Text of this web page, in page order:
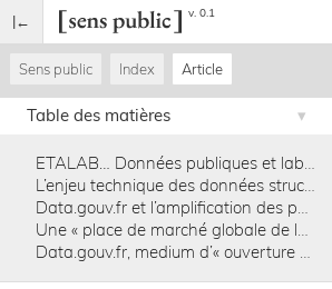
v. 0.1
Sens public Index Article
Table des matières